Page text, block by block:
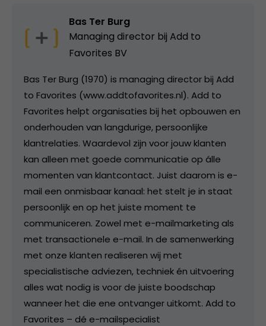
Bas Ter Burg
Managing director bij Add to
Favorites BV
Bas Ter Burg (1970) is managing director bij Add
to Favorites (www.addtofavorites.nl). Add to
Favorites helpt organisaties bij het opbouwen en
onderhouden van langdurige, persoonlijke
klantrelaties. Waardevol zijn voor jouw klanten
kan alleen met goede communicatie op álle
momenten van klantcontact. Juist daarom is e-
mail een onmisbaar kanaal: het stelt je in staat
persoonlijk en op het juiste moment te
communiceren. Zowel met e-mailmarketing als
met transactionele e-mail. In de samenwerking
met onze klanten realiseren wij met
specialistische adviezen, techniek én uitvoering
alles wat nodig is voor de juiste boodschap
wanneer het die ene ontvanger uitkomt. Add to
Favorites – dé e-mailspecialist